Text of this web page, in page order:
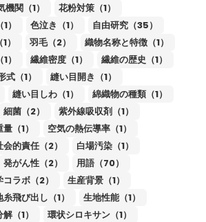
機関（1）
花粉対策（1）
）
色泣き（1）
自由研究（35）
） 羽毛（2）
織物名称と特徴（1）
）
繊維密度（1）
繊維の歴史（1）
式（1）
縫い目開き（1）
縫い目しわ（1）
綿織物の種類（1）
細菌（2）
紫外線吸収剤（1）
（1）
空気の熱伝導率（1）
会的責任（2）
白場汚染（1）
発がん性（2）
用語（70）
ラボ（2）
生産背景（1）
飛び出し（1）
生地性能（1）
（1）
環状シロキサン（1）